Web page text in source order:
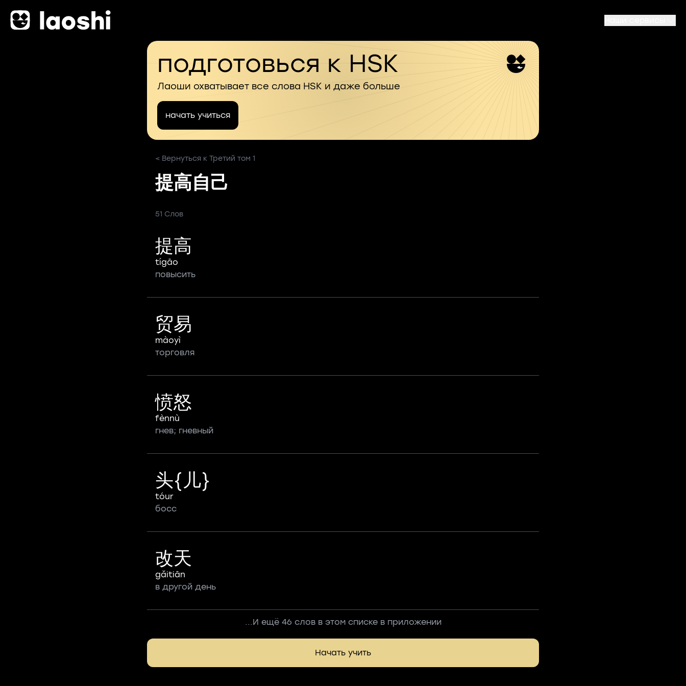
подготовься к HSK
Лаоши охватывает все слова HSK и даже больше
начать учиться
< Вернуться к Третий том 1
提高自己
51 Слов
提高
tígāo
повысить
贸易
màoyì
торговля
愤怒
fènnù
гнев; гневный
头{儿}
tóur
босс
改天
gǎitiān
в другой день
...И ещё 46 слов в этом списке в приложении
Начать учить